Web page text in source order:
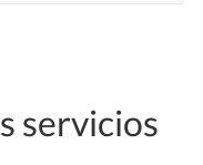
servicios